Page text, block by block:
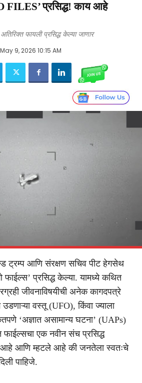
प्रसिद्ध! काय आहे
अतिरिक्त फायली प्रसिद्ध केल्या जाणार
May 9, 2026 10:15 AM
ट्रम्प आणि संरक्षण सचिव पीट हेगसेथ
प्रसिद्ध केल्या. यामध्ये कथित
जीवनाविषयीची अनेक कागदपत्रे
वस्तू (UFO), किंवा ज्याला
‘अज्ञात असामान्य घटना’ (UAPs)
फाईल्सचा एक नवीन संच प्रसिद्ध
आणि म्हटले आहे की जनतेला स्वतःचे
पाहिजे.